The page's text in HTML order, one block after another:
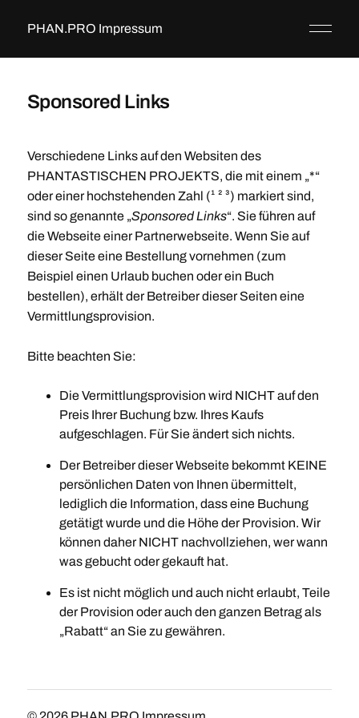
PHAN.PRO Impressum
Sponsored Links
Verschiedene Links auf den Websiten des
PHANTASTISCHEN PROJEKTS, die mit einem „*“
oder einer hochstehenden Zahl (¹ ² ³) markiert sind,
sind so genannte „Sponsored Links“. Sie führen auf
die Webseite einer Partnerwebseite. Wenn Sie auf
dieser Seite eine Bestellung vornehmen (zum
Beispiel einen Urlaub buchen oder ein Buch
bestellen), erhält der Betreiber dieser Seiten eine
Vermittlungsprovision.
Bitte beachten Sie:
Die Vermittlungsprovision wird NICHT auf den
Preis Ihrer Buchung bzw. Ihres Kaufs
aufgeschlagen. Für Sie ändert sich nichts.
Der Betreiber dieser Webseite bekommt KEINE
persönlichen Daten von Ihnen übermittelt,
lediglich die Information, dass eine Buchung
getätigt wurde und die Höhe der Provision. Wir
können daher NICHT nachvollziehen, wer wann
was gebucht oder gekauft hat.
Es ist nicht möglich und auch nicht erlaubt, Teile
der Provision oder auch den ganzen Betrag als
„Rabatt“ an Sie zu gewähren.